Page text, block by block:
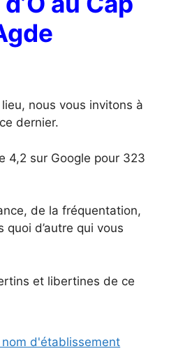
nous vous invitons à
dernier.
4,2 sur Google pour 323
de la fréquentation,
d’autre qui vous
et libertines de ce
d'établissement